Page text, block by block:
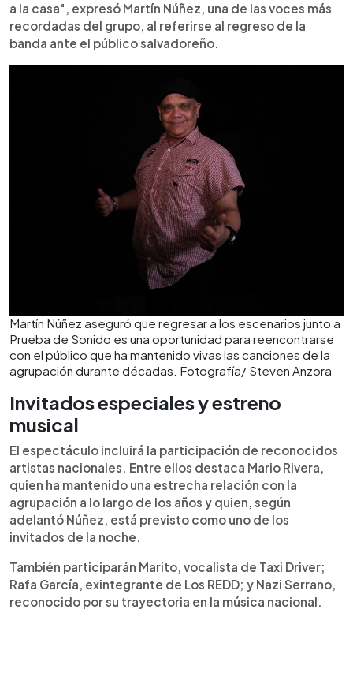
a la casa", expresó Martín Núñez, una de las voces más
recordadas del grupo, al referirse al regreso de la
banda ante el público salvadoreño.
Martín Núñez aseguró que regresar a los escenarios junto a
Prueba de Sonido es una oportunidad para reencontrarse
con el público que ha mantenido vivas las canciones de la
agrupación durante décadas. Fotografía/ Steven Anzora
Invitados especiales y estreno
musical
El espectáculo incluirá la participación de reconocidos
artistas nacionales. Entre ellos destaca Mario Rivera,
quien ha mantenido una estrecha relación con la
agrupación a lo largo de los años y quien, según
adelantó Núñez, está previsto como uno de los
invitados de la noche.
También participarán Marito, vocalista de Taxi Driver;
Rafa García, exintegrante de Los REDD; y Nazi Serrano,
reconocido por su trayectoria en la música nacional.